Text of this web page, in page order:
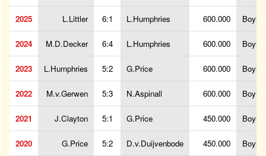
2025 L.Littler 6:1 L.Humphries 600.000
2024 M.D.Decker 6:4 L.Humphries 600.000
2023 L.Humphries 5:2 G.Price 600.000
2022 M.v.Gerwen 5:3 N.Aspinall 600.000
2021 J.Clayton 5:1 G.Price 450.000
2020 G.Price 5:2 D.v.Duijvenbode 450.000